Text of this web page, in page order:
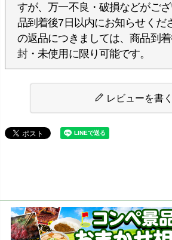
すが、万一不良・破損などがご
品到着後7日以内にお知らせくだ
の返品につきましては、商品到
封・未使用に限り可能です。
レビューを書く